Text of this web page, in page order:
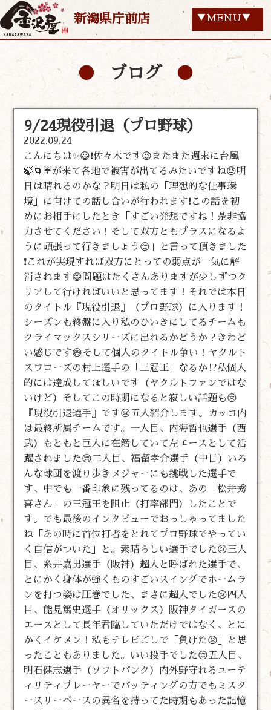
新潟県庁前店 ▼MENU▼
ブログ
9/24現役引退（プロ野球）
2022.09.24
こんにちは✨😃❗佐々木です😉またまた週末に台風
🍃🌀☔が来て各地で被害が出てるみたいですね😓明
日は晴れるのかな？明日は私の「理想的な仕事環
境」に向けての話し合いが行われます❗この話を初
めにお相手にしたとき「すごい発想ですね！是非協
力させてください！そして双方ともプラスになるよ
うに頑張って行きましょう😊」と言って頂きました
❗これが実現すれば双方にとっての弱点が一気に解
消されます😄問題はたくさんありますが少しずつク
リアして行ければいいと思ってます！それでは本日
のタイトル『現役引退』（プロ野球）に入ります！
シーズンも終盤に入り私のひいきにしてるチームも
クライマックスシリーズに出れるかどうか？きわど
い感じです😅そして個人のタイトル争い！ヤクルト
スワローズの村上選手の「三冠王」なるか⁉️私個人
的には達成してほしいです（ヤクルトファンではな
いけど）そしてこの時期になると寂しい話題も😢
『現役引退選手』です😢五人紹介します。カッコ内
は最終所属チームです。一人目、内海哲也選手（西
武）もともと巨人に在籍していて左エースとして活
躍されました😢二人目、福留孝介選手（中日）いろ
んな球団を渡り歩きメジャーにも挑戦した選手で
す、中でも一番印象に残ってるのは、あの「松井秀
喜さん」の三冠王を阻止（打率部門）したことで
す。でも最後のインタビューでおっしゃってました
ね「あの時に首位打者をとれてプロ野球でやってい
く自信がついた」と。素晴らしい選手でした😢三人
目、糸井嘉男選手（阪神）超人と呼ばれた選手で、
とにかく身体が強くものすごいスイングでホームラ
ンを打つ姿は圧巻でした、まさに超人でした😢四人
目、能見篤史選手（オリックス）阪神タイガースの
エースとして長年君臨していただけではなく、とに
かくイケメン！私もテレビごしで「負けた😣」と思
ったこともありました。いい投手でした😢五人目、
明石健志選手（ソフトバンク）内外野守れるユーテ
ィリティプレーヤーでバッティングの方でもミスタ
ースリーベースの異名を持ってた時期もあった記憶